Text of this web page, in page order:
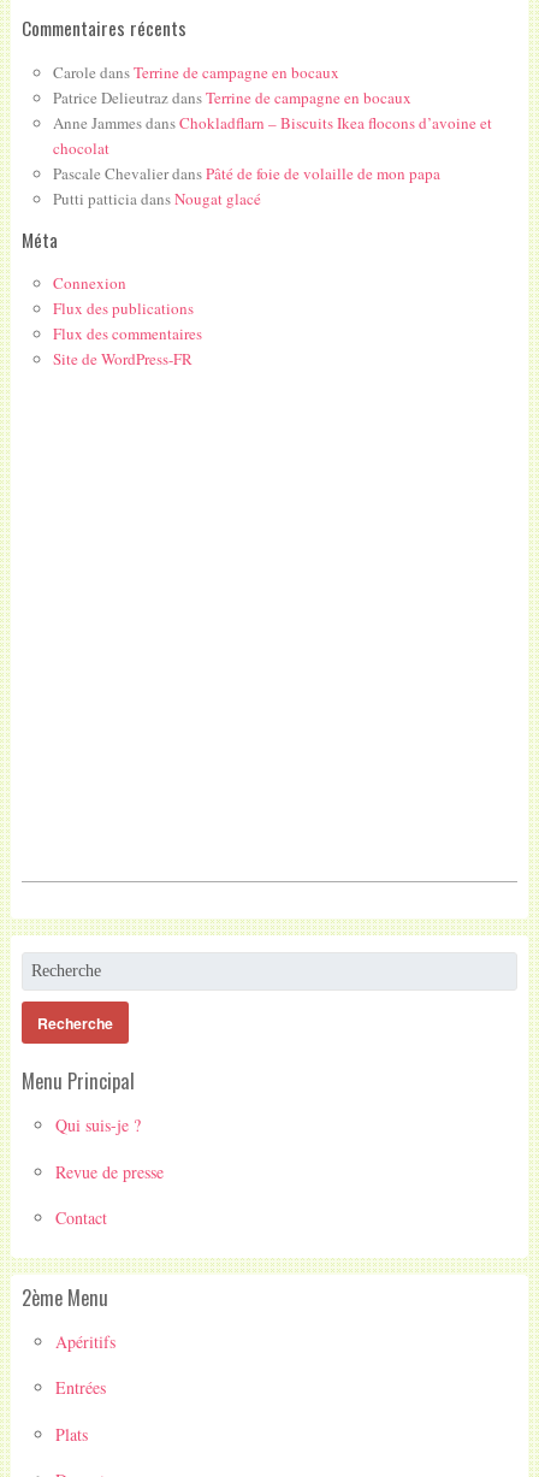
Commentaires récents
Carole dansTerrine de campagne en bocaux
Patrice DelieutrazdansTerrine de campagne en bocaux
Anne JammesdansChokladflarn – Biscuits Ikea flocons d’avoine et
chocolat
Pascale ChevalierdansPâté de foie de volaille de mon papa
Putti patticiadansNougat glacé
Méta
Connexion
Flux des publications
Flux des commentaires
Site de WordPress-FR
Menu Principal
Qui suis-je ?
Revue de presse
Contact
2ème Menu
Apéritifs
Entrées
Plats